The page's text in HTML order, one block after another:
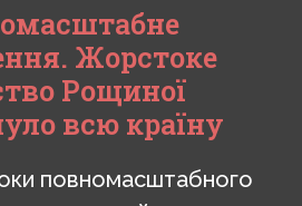
Жорстоке
Рощиної
всю країну
повномасштабного